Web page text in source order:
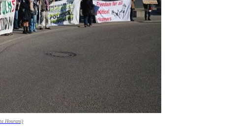
Hourani)